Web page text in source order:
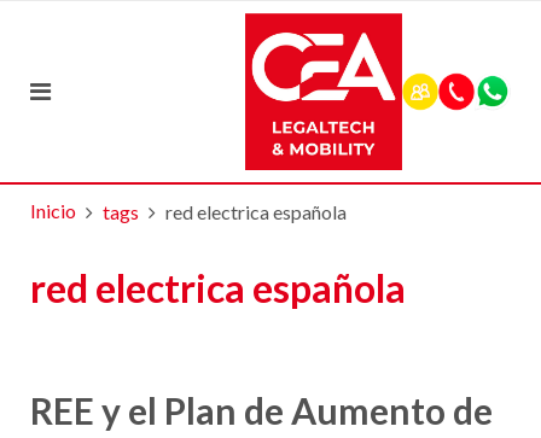
Inicio tags red electrica española
red electrica española
REE y el Plan de Aumento de